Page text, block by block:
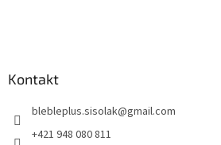
Kontakt
blebleplus.sisolak@gmail.com
+421 948 080 811